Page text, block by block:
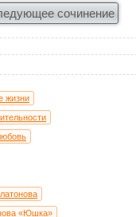
сочинение
жизни
«Юшка»